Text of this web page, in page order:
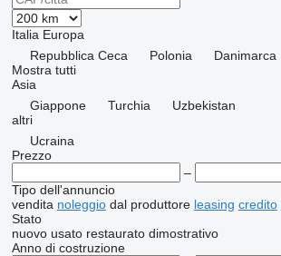
Italia Europa
Repubblica Ceca
Polonia Danimarca
Mostra tutti
Asia
Giappone
Turchia
Uzbekistan
altri
Ucraina
Prezzo
–
Tipo dell'annuncio
vendita noleggio dal produttore leasing credito
Stato
nuovo usato restaurato dimostrativo
Anno di costruzione